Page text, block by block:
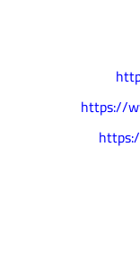
https://